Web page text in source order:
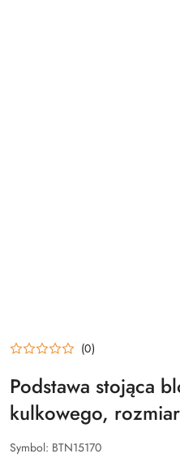
(0)
Podstawa stojąca
kulkowego,
Symbol: BTN15170